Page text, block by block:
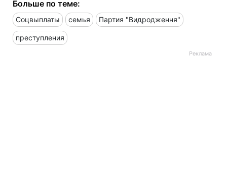
Больше по теме:
Соцвыплаты семья Партия "Видродження"
преступления